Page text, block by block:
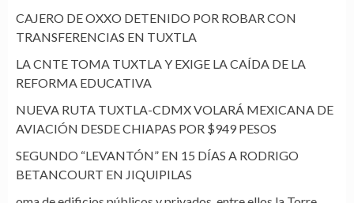
CAJERO DE OXXO DETENIDO POR ROBAR CON
TRANSFERENCIAS EN TUXTLA
LA CNTE TOMA TUXTLA Y EXIGE LA CAÍDA DE LA
REFORMA EDUCATIVA
NUEVA RUTA TUXTLA-CDMX VOLARÁ MEXICANA DE
AVIACIÓN DESDE CHIAPAS POR $949 PESOS
SEGUNDO “LEVANTÓN” EN 15 DÍAS A RODRIGO
BETANCOURT EN JIQUIPILAS